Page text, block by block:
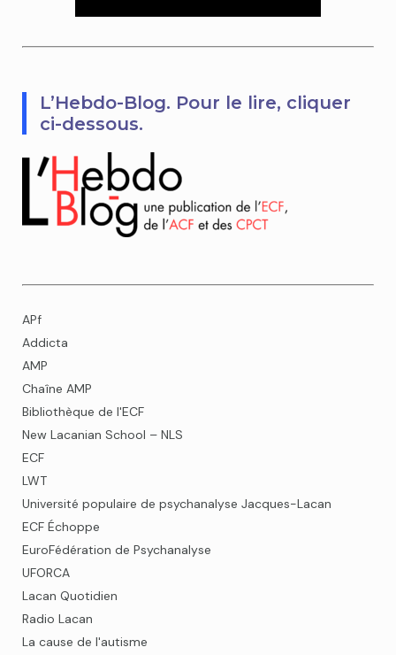
L’Hebdo-Blog. Pour le lire, cliquer
ci-dessous.
APf
Addicta
AMP
Chaîne AMP
Bibliothèque de l'ECF
New Lacanian School – NLS
ECF
LWT
Université populaire de psychanalyse Jacques-Lacan
ECF Échoppe
EuroFédération de Psychanalyse
UFORCA
Lacan Quotidien
Radio Lacan
La cause de l'autisme